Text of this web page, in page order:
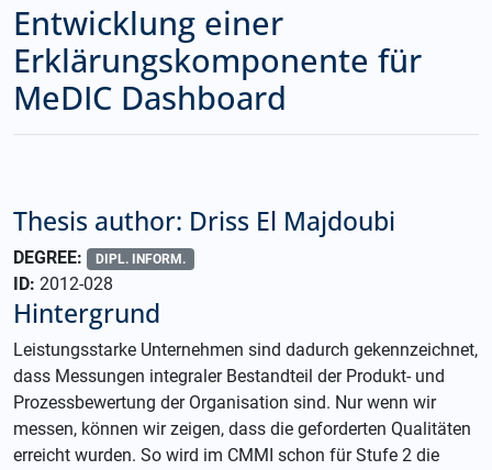
Entwicklung einer
Erklärungskomponente für
MeDIC Dashboard
Thesis author: Driss El Majdoubi
DEGREE: DIPL. INFORM.
ID: 2012-028
Hintergrund
Leistungsstarke Unternehmen sind dadurch gekennzeichnet,
dass Messungen integraler Bestandteil der Produkt- und
Prozessbewertung der Organisation sind. Nur wenn wir
messen, können wir zeigen, dass die geforderten Qualitäten
erreicht wurden. So wird im CMMI schon für Stufe 2 die